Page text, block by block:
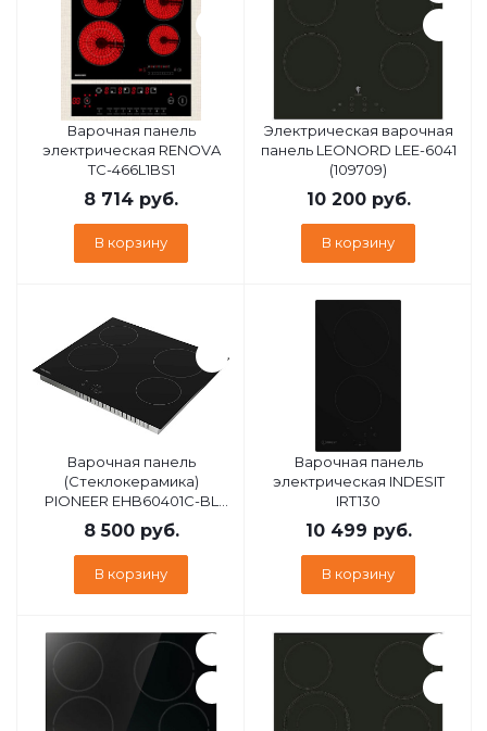
Варочная панель
электрическая RENOVA
TC-466L1BS1
8 714 руб.
В корзину
Электрическая варочная
панель LEONORD LEE-6041
(109709)
10 200руб.
В корзину
Варочная панель
(Стеклокерамика)
PIONEER EHB60401C-BL
PIONEER EHB60401C-BL
8 500руб.
В корзину
Варочная панель
электрическая INDESIT
IRT130
10 499 руб.
В корзину